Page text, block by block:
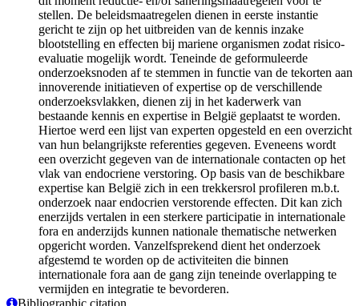
stellen. De beleidsmaatregelen dienen in eerste instantie
gericht te zijn op het uitbreiden van de kennis inzake
blootstelling en effecten bij mariene organismen zodat risico-
evaluatie mogelijk wordt. Teneinde de geformuleerde
onderzoeksnoden af te stemmen in functie van de tekorten aan
innoverende initiatieven of expertise op de verschillende
onderzoeksvlakken, dienen zij in het kaderwerk van
bestaande kennis en expertise in België geplaatst te worden.
Hiertoe werd een lijst van experten opgesteld en een overzicht
van hun belangrijkste referenties gegeven. Eveneens wordt
een overzicht gegeven van de internationale contacten op het
vlak van endocriene verstoring. Op basis van de beschikbare
expertise kan België zich in een trekkersrol profileren m.b.t.
onderzoek naar endocrien verstorende effecten. Dit kan zich
enerzijds vertalen in een sterkere participatie in internationale
fora en anderzijds kunnen nationale thematische netwerken
opgericht worden. Vanzelfsprekend dient het onderzoek
afgestemd te worden op de activiteiten die binnen
internationale fora aan de gang zijn teneinde overlapping te
vermijden en integratie te bevorderen.
Bibliographic citation